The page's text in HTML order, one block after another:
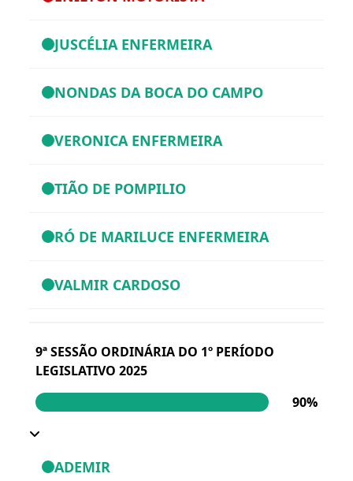
JUSCÉLIA ENFERMEIRA
NONDAS DA BOCA DO CAMPO
VERONICA ENFERMEIRA
TIÃO DE POMPILIO
RÓ DE MARILUCE ENFERMEIRA
VALMIR CARDOSO
9ª SESSÃO ORDINÁRIA DO 1º PERÍODO
LEGISLATIVO 2025
90%
ADEMIR